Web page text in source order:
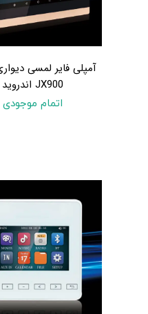
آمپلی فایر لمسی
JX900 اندروید
اتمام موجودی